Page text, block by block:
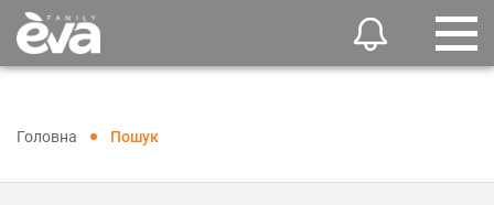
Головна Пошук